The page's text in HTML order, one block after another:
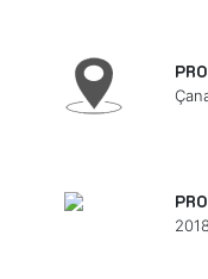
2018